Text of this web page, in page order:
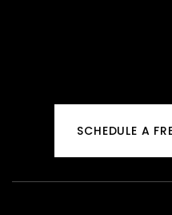
SCHEDULE A